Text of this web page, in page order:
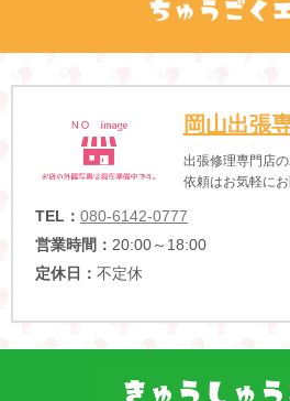
岡山出張
出張修理専門店
依頼はお気軽にお
TEL： 080-6142-0777
営業時間： 20:00～18:00
定休日： 不定休